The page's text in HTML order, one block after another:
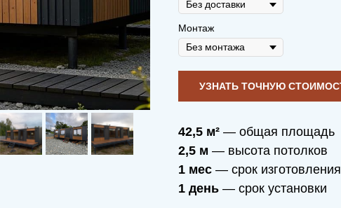
Монтаж
42,5 м² — общая площадь
2,5 м — высота потолков
1 мес — срок изготовления
1 день — срок установки